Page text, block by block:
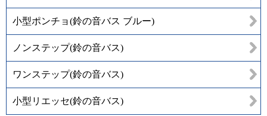
小型ポンチョ(鈴の音バス ブルー)
ノンステップ(鈴の音バス)
ワンステップ(鈴の音バス)
小型リエッセ(鈴の音バス)